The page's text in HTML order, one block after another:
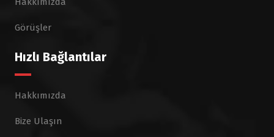
Görüşler
Hızlı Bağlantılar
Hakkımızda
Bize Ulaşın